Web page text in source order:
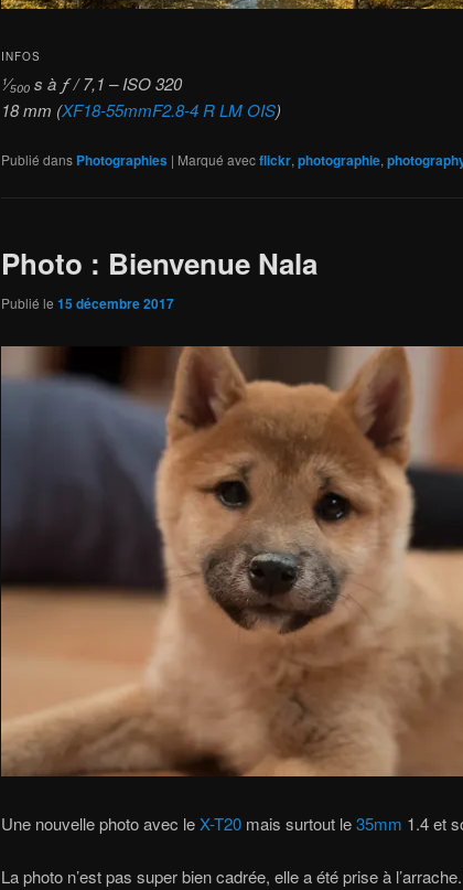
INFOS
¹⁄₅₀₀ s à ƒ / 7,1 – ISO 320
18 mm (XF18-55mmF2.8-4 R LM OIS)
Publié dans Photographies | Marqué avecflickr,photographie,
Photo : Bienvenue Nala
Publié le 15 décembre 2017
Une nouvelle photo avec leX-T20 mais surtout le35mm 1.4 et
La photo n’est pas super bien cadrée, elle a été prise à